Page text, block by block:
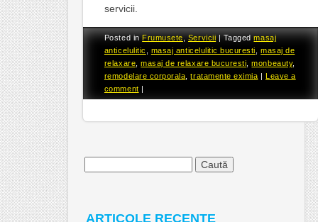
servicii.
Posted in Frumusete Servicii Taggedmasaj
anticelulitic
masaj anticelulitic bucuresti ,masaj de
relaxare ,masaj de relaxare bucuresti ,monbeauty,
remodelare corporala ,tratamente eximia
Leave a
comment
ARTICOLE RECENTE